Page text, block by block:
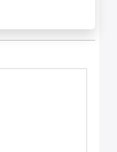
volumes,
garantindo a